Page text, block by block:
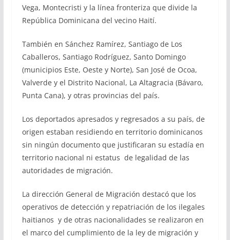
Vega, Montecristi y la línea fronteriza que divide la
República Dominicana del vecino Haití.
También en Sánchez Ramírez, Santiago de Los
Caballeros, Santiago Rodríguez, Santo Domingo
(municipios Este, Oeste y Norte), San José de Ocoa,
Valverde y el Distrito Nacional, La Altagracia (Bávaro,
Punta Cana), y otras provincias del país.
Los deportados apresados y regresados a su país, de
origen estaban residiendo en territorio dominicanos
sin ningún documento que justificaran su estadía en
territorio nacional ni estatus de legalidad de las
autoridades de migración.
La dirección General de Migración destacó que los
operativos de detección y repatriación de los ilegales
haitianos y de otras nacionalidades se realizaron en
el marco del cumplimiento de la ley de migración y